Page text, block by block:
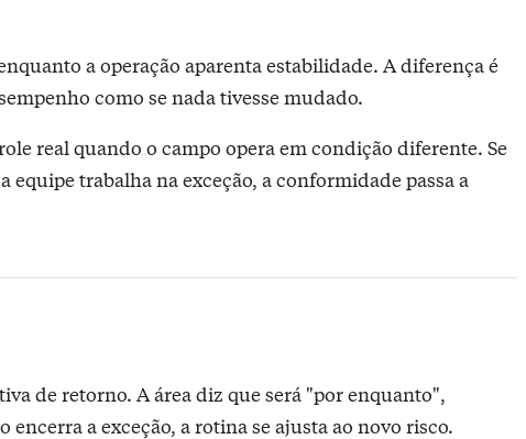
a operação aparenta estabilidade. A diferença é
como se nada tivesse mudado.
real quando o campo opera em condição diferente. Se
equipe trabalha na exceção, a conformidade passa a
de retorno. A área diz que será "por enquanto",
a exceção, a rotina se ajusta ao novo risco.